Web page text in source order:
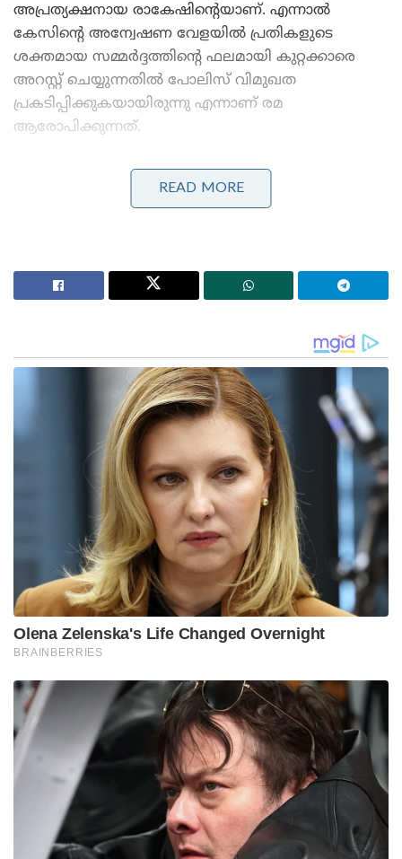
അപ്രത്യക്ഷനായ രാകേഷിന്റെയാണ്. എന്നാൽ
കേസിന്റെ അന്വേഷണ വേളയിൽ പ്രതികളുടെ
ശക്തമായ സമ്മർദ്ദത്തിന്റെ ഫലമായി കുറ്റക്കാരെ
അറസ്റ്റ് ചെയ്യുന്നതിൽ പോലിസ് വിമുഖത
പ്രകടിപ്പിക്കുകയായിരുന്നു എന്നാണ് രമ
ആരോപിക്കുന്നത്.
Stories you may like
കർക്കിടകം കനക്കുന്നു, 3 ജില്ലകളിൽ അതിതീവ്ര മഴ;
പത്തനംതിട്ടയും കോട്ടയവും ഇടുക്കിയും റെഡ്
ഇപ്രകാരമൊരു കേസിന്റെ അന്വേഷണത്തിൽ
കോടതിയുടെ മോണിറ്ററിങ്ങ് ഉണ്ടാകണമെന്നും
നിലവിലെ കേസ് അന്വേഷണത്തിന്റെ സാഹചര്യം
വ്യക്തമാക്കുന്ന റിപ്പോർട്ട് അന്വേഷണ ഉദ്യോഗസ്ഥനിൽ
നിന്നും അടിയന്തിരമായി വിളിച്ചു വരുത്തണമെന്നും
കേസിൽ ഹർജിക്കാരിക്ക് വേണ്ടി ഹാജരായ അഡ്വ
പ്രതാപ് ജി പടിക്കൽ കോടതിയിൽ ആവശ്യപ്പെട്ടു.
രാകേഷിന്റെ കൊലപാതകത്തിന് പങ്ക് ഉണ്ട് എന്ന്
സംശയിക്കുന്ന ഒരു വ്യക്തി മറ്റൊരു കേസിൽ
ജയിലിൽ ആയ സമയം സഹ തടവ് കാരോട് തന്റെ
കൂടെ പങ്കാളിത്തത്തോടു കൂടിയാണ് രാകേഷിനെ വക
വരുത്തിയത് എന്നും, എവിടെയാണ് മൃതദേഹം
തനിക്ക് അറിയാമെന്നും പറഞ്ഞിട്ടുള്ളതായി വിവരം
ലഭിച്ചതായി രാകേഷിന്റെ അമ്മ ഹർജിയിൽ
വ്യക്തമാക്കിയിട്ടുണ്ട്.
അതേസമയം കേസിന്റെ ഇതുവരെയുള്ള അന്വേഷണ
പുരോഗതി വ്യക്തമാക്കുന്ന റിപ്പോർട്ട് അന്വേഷണ
ഉദ്യോഗസ്ഥനിൽ നിന്നും വിളിച്ചു വരുത്താൻ കോടതി
ഉത്തരവിട്ടിട്ടുണ്ട്. കേസിൽ രാകേഷിന്റെ മാതാവിന്
READ MORE